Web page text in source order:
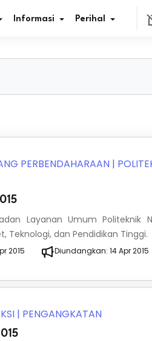
Informasi
Berita
Penghargaan JDIH
Perihal
PERBENDAHARAAN |
Layanan Umum Politeknik
Teknologi, dan Pendidikan Tinggi.
2015 Diundangkan:14 Apr 2015
| PENGANGKATAN